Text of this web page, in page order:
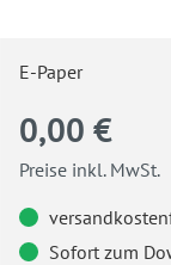
E-Paper
0,00 €
Preise inkl. MwSt.
Sofort zum